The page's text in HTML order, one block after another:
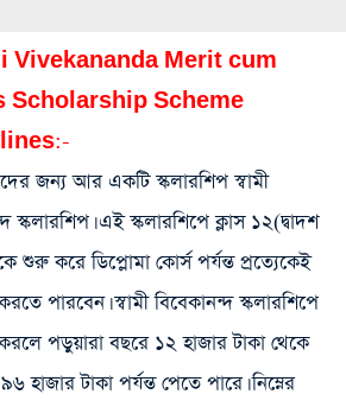
Vivekananda Merit cum
Scholarship Scheme
জন্য আর একটি স্কলারশিপ স্বামী
স্কলারশিপ। এই স্কলারশিপে ক্লাস ১২(দ্বাদশ
শুরু করে ডিপ্লোমা কোর্স পর্যন্ত প্রত্যেকেই
পারবেন। স্বামী বিবেকানন্দ স্কলারশিপে
পড়ুয়ারা বছরে ১২ হাজার টাকা থেকে
হাজার টাকা পর্যন্ত পেতে পারে। নিম্নের